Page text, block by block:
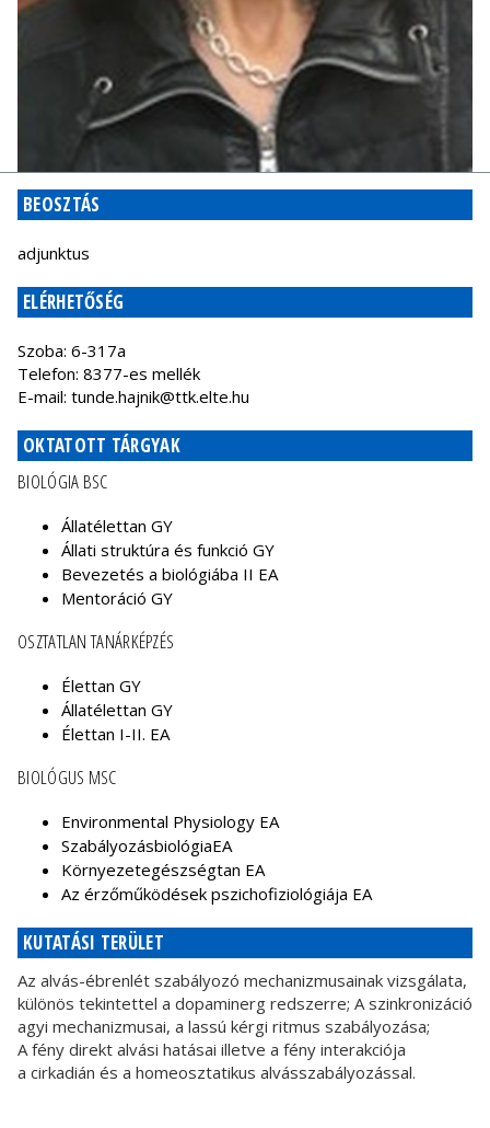
BEOSZTÁS
adjunktus
ELÉRHETŐSÉG
Szoba: 6-317a
Telefon: 8377-es mellék
E-mail: tunde.hajnik@ttk.elte.hu
OKTATOTT TÁRGYAK
BIOLÓGIA BSC
Állatélettan GY
Állati struktúra és funkció GY
Bevezetés a biológiába II EA
Mentoráció GY
OSZTATLAN TANÁRKÉPZÉS
Élettan GY
Állatélettan GY
Élettan I-II. EA
BIOLÓGUS MSC
Environmental Physiology EA
SzabályozásbiológiaEA
Környezetegészségtan EA
Az érzőműködések pszichofiziológiája EA
KUTATÁSI TERÜLET
Az alvás-ébrenlét szabályozó mechanizmusainak vizsgálata,
különös tekintettel a dopaminerg redszerre; A szinkronizáció
agyi mechanizmusai, a lassú kérgi ritmus szabályozása;
A fény direkt alvási hatásai illetve a fény interakciója
a cirkadián és a homeosztatikus alvásszabályozással.